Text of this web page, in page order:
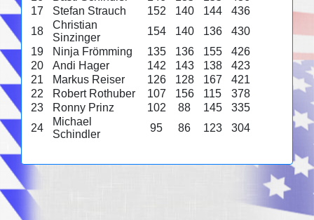
17
Stefan Strauch 152 140 144
436
18
Christian
Sinzinger
154 140 136
430
19
Ninja Frömming 135 136 155
426
20
Andi Hager 142 143 138
423
21
Markus Reiser 126 128 167
421
22
Robert Rothuber 107 156 115
378
23
Ronny Prinz 102 88 145
335
24
Michael
Schindler
95 86 123 304